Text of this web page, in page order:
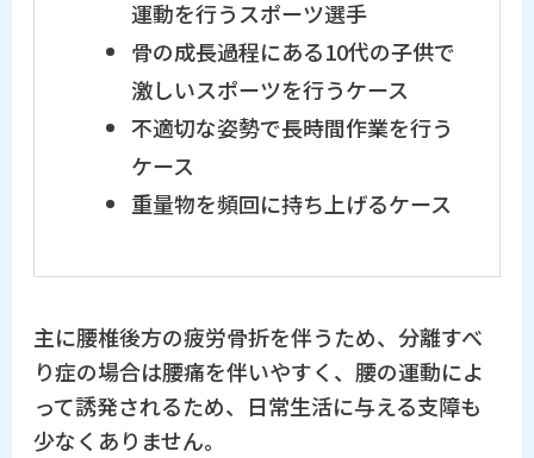
運動を行うスポーツ選手
骨の成長過程にある10代の子供で
激しいスポーツを行うケース
不適切な姿勢で長時間作業を行う
ケース
重量物を頻回に持ち上げるケース
主に腰椎後方の疲労骨折を伴うため、分離すべ
り症の場合は腰痛を伴いやすく、腰の運動によ
って誘発されるため、日常生活に与える支障も
少なくありません。